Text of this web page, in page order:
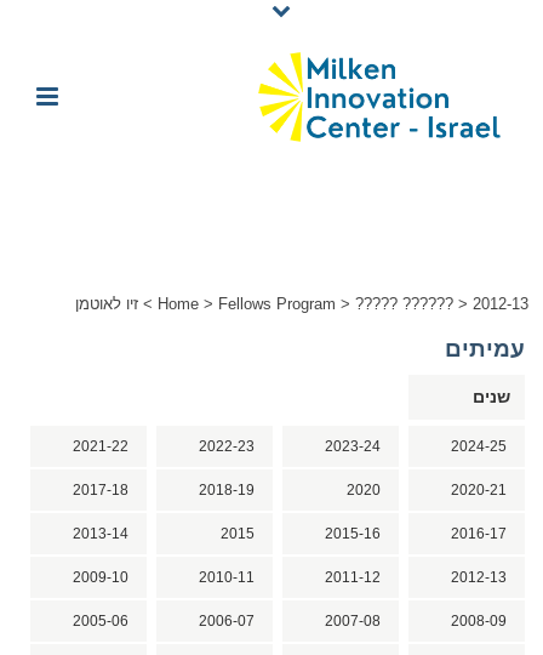
Home > Fellows Program > ????? ?????? > 2012-13
> זיו לאוטמן
עמיתים
שנים
2024-25
2023-24
2022-23
2021-22
2020-21
2020
2018-19
2017-18
2016-17
2015-16
2015
2013-14
2012-13
2011-12
2010-11
2009-10
2008-09
2007-08
2006-07
2005-06